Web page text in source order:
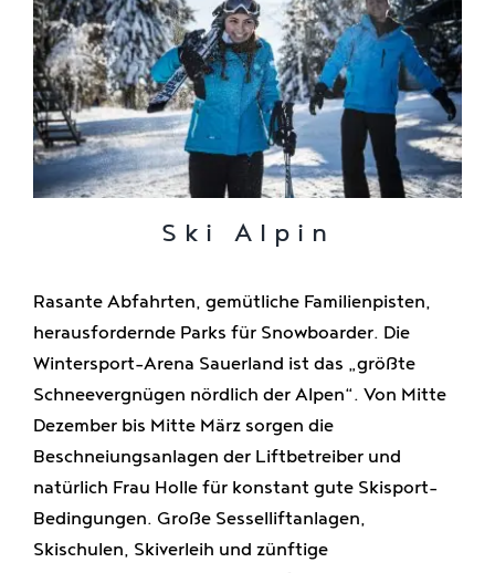
Ski Alpin
Rasante Abfahrten, gemütliche Familienpisten,
herausfordernde Parks für Snowboarder. Die
Wintersport-Arena Sauerland ist das „größte
Schneevergnügen nördlich der Alpen“. Von Mitte
Dezember bis Mitte März sorgen die
Beschneiungsanlagen der Liftbetreiber und
natürlich Frau Holle für konstant gute Skisport-
Bedingungen. Große Sesselliftanlagen,
Skischulen, Skiverleih und zünftige